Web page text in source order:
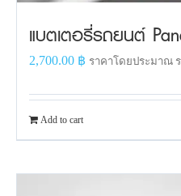
แบตเตอรี่รถยนต์
2,700.00 ฿ ราคาโดยประมาณ
Add to cart